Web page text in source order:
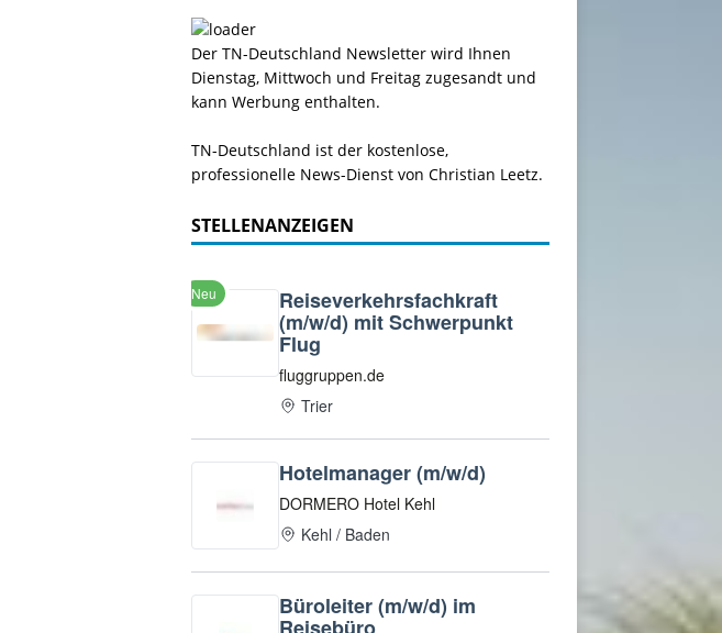
Der TN-Deutschland Newsletter wird Ihnen
Dienstag, Mittwoch und Freitag zugesandt und
kann Werbung enthalten.
TN-Deutschland ist der kostenlose,
professionelle News-Dienst von Christian Leetz.
STELLENANZEIGEN